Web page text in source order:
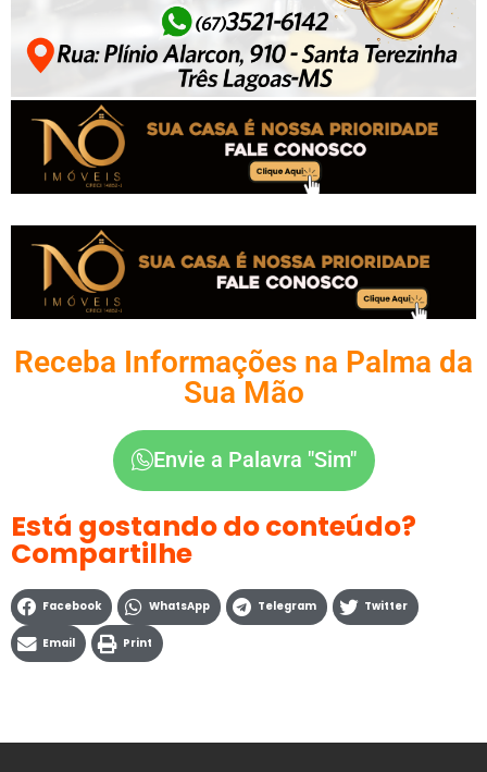
Receba Informações na Palma da
Sua Mão
Envie a Palavra "Sim"
Está gostando do conteúdo?
Compartilhe
Facebook WhatsApp Telegram Twitter
Email Print